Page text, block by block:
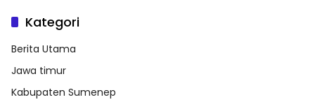
Kategori
Berita Utama
Jawa timur
Kabupaten Sumenep